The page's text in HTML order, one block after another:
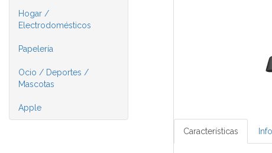
Hogar /
Electrodomésticos
Papelería
Ocio / Deportes /
Mascotas
Apple
Características